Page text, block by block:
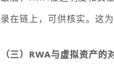
录在链上，可供核实。这
（三） RWA与虚拟资产的